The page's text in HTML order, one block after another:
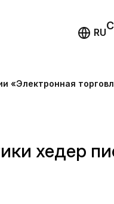
RU
«Электронная
хедер